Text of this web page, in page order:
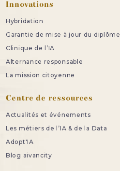
Innovations
Hybridation
Garantie de mise à jour du diplôme
Clinique de l’IA
Alternance responsable
La mission citoyenne
Centre de ressources
Actualités et événements
Les métiers de l’IA & de la Data
Adopt'IA
Blog aivancity